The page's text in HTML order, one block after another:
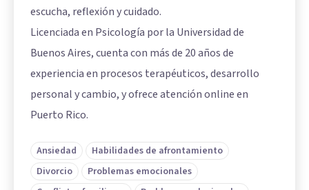
escucha, reflexión y cuidado.
Licenciada en Psicología por la Universidad de
Buenos Aires, cuenta con más de 20 años de
experiencia en procesos terapéuticos, desarrollo
personal y cambio, y ofrece atención online en
Puerto Rico.
Ansiedad
Habilidades de afrontamiento
Divorcio
Problemas emocionales